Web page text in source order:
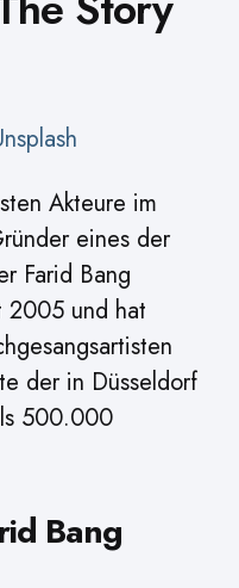
Akteure im
eines der
Farid Bang
2005 und hat
der in Düsseldorf
500.000
Bang